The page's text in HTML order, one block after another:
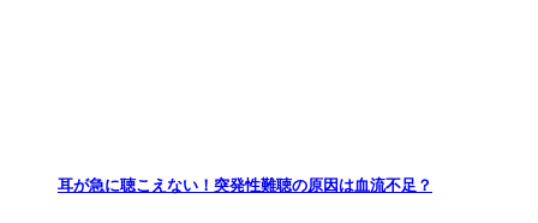
耳が急に聴こえない！突発性難聴の原因は血流不足？